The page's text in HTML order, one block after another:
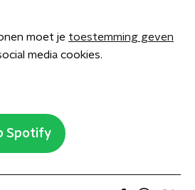
moet je toestemming geven
media cookies.
Spotify